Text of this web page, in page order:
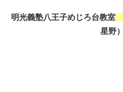
明光義塾八王子めじろ台教室
星野）